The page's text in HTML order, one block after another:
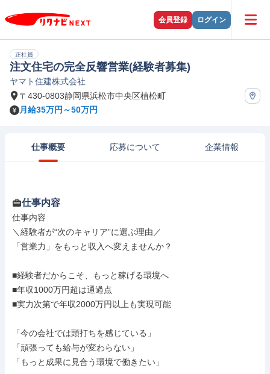
会員登録 ログイン
正社員
注文住宅の完全反響営業(経験者募集)
ヤマト住建株式会社
〒430-0803静岡県浜松市中央区植松町
月給35万円～50万円
仕事概要 応募について 企業情報
仕事内容
仕事内容
＼経験者が“次のキャリア”に選ぶ理由／
「営業力」をもっと収入へ変えませんか？
■経験者だからこそ、もっと稼げる環境へ
■年収1000万円超は通過点
■実力次第で年収2000万円以上も実現可能
「今の会社では頭打ちを感じている」
「頑張っても給与が変わらない」
「もっと成果に見合う環境で働きたい」